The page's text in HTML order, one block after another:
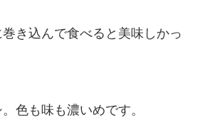
き込んで食べると美味しかっ
色も味も濃いめです。